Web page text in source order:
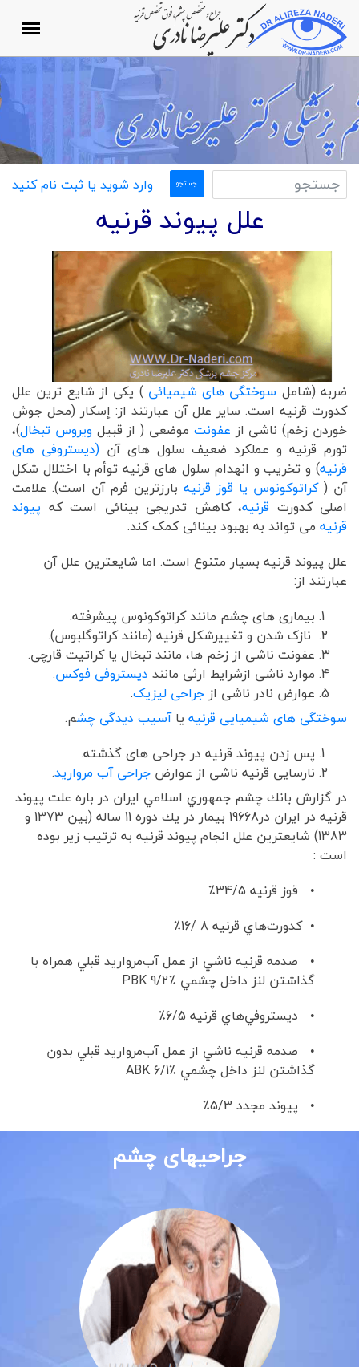
وارد شوید یا ثبت نام کنید
علل پیوند قرنیه
ضربه (شامل سوختگی های شیمیائی ) یکی از شایع ترین علل
کدورت قرنیه است. سایر علل آن عبارتند از: إسکار (محل جوش
خوردن زخم) ناشی از عفونت موضعی ( از قبیل ویروس تبخال)،
تورم قرنیه و عملکرد ضعیف سلول های آن(دیستروفی های
قرنیه) و تخریب و انهدام سلول های قرنیه توأم با اختلال شکل
آن (کراتوکونوس یا قوز قرنیه بارزترین فرم آن است). علامت
اصلی کدورت قرنیه، کاهش تدریجی بینائی است که پیوند
قرنیه می تواند به بهبود بینائی کمک کند.
علل پیوند قرنیه بسیار متنوع است. اما شایعترین علل آن
عبارتند از:
بیماری های چشم مانند کراتوکونوس پیشرفته.
نازک شدن و تغییرشکل قرنيه (مانند کراتوگلبوس).
عفونت ناشی از زخم ها، مانند تبخال یا کراتیت قارچی.
موارد ناشی ازشرایط ارثی مانند دیستروفی فوکس.
عوارض نادر ناشی از جراحی لیزیک.
سوختگی های شیمیایی قرنیه یاآسیب دیدگی چشم.
پس زدن پیوند قرنیه در جراحی های گذشته.
نارسایی قرنیه ناشی از عوارض جراحی آب مروارید.
در گزارش بانك چشم جمهوري اسلامي ايران در باره علت پيوند
قرنيه در ایران در19668 بیمار در يك دوره 11 ساله (بين 1373 و
1383) شايعترين علل انجام پيوند قرنيه به ترتيب زير بوده
است :
• قوز قرنيه 34/5٪
• کدورت‌هاي قرنيه 8 /16٪
• صدمه قرنيه ناشي از عمل آب‌مرواريد قبلي همراه با
گذاشتن لنز داخل چشمي PBK 9/2٪
• ديستروفي‌هاي قرنيه 6/5٪
• صدمه قرنيه ناشي از عمل آب‌مرواريد قبلي بدون
گذاشتن لنز داخل چشمي ABK 6/1٪
• پيوند مجدد 5/3٪
جراحیهای چشم